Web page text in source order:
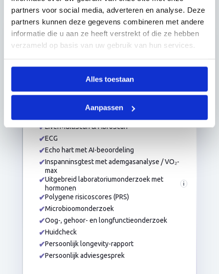
partners voor social media, adverteren en analyse. Deze
partners kunnen deze gegevens combineren met andere
informatie die u aan ze heeft verstrekt of die ze hebben
verzameld op basis van uw gebruik van hun services.
Alles toestaan
Aanpassen
Uniek in Europa
Platinum Health
€ 3.950
Schedel tot lies
BrainAge analyse
✔LiverMultiScan & FibroScan
✔ECG
✔Echo hart met AI-beoordeling
✔Inspanninsgtest met ademgasanalyse / VO₂-
max
✔Uitgebreid laboratoriumonderzoek met
hormonen
i
✔Polygene risicoscores (PRS)
✔Microbioomonderzoek
✔Oog-, gehoor- en longfunctieonderzoek
✔Huidcheck
✔Persoonlijk longevity-rapport
✔Persoonlijk adviesgesprek